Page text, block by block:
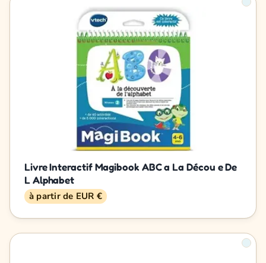
Livre Interactif Magibook ABC a La Décou e De
L Alphabet
à partir de EUR €